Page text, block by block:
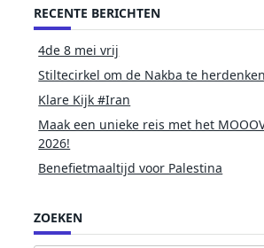
RECENTE BERICHTEN
4de 8 mei vrij
Stiltecirkel om de Nakba te herdenken
Klare Kijk #Iran
Maak een unieke reis met het
2026!
Benefietmaaltijd voor Palestina
ZOEKEN